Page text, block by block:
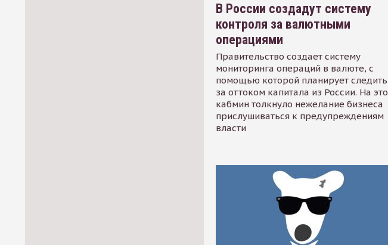
В России создадут систему
контроля за валютными
операциями
Правительство создает систему
мониторинга операций в валюте, с
помощью которой планирует следить
за оттоком капитала из России. На это
кабмин толкнуло нежелание бизнеса
прислушиваться к предупреждениям
власти